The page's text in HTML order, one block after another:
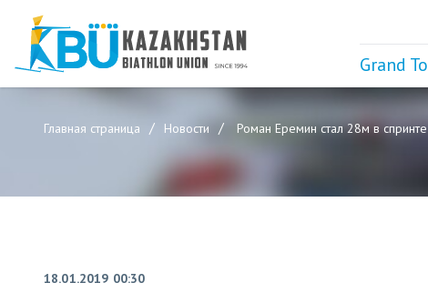
Grand
Главная страница Новости Роман Еремин стал 28м в
18.01.2019 00:30